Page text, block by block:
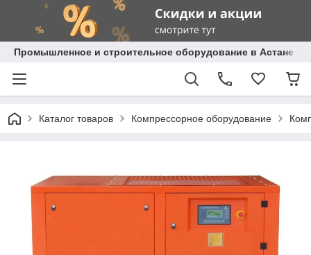
Промышленное и строительное оборудование в Астане с
Каталог товаров Компрессорное оборудование